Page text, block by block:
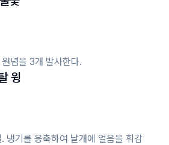
념을 3개 발사한다.
윙
냉기를 응축하여 날개에 얼음을 휘감